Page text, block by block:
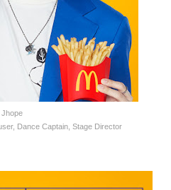
Jhope
Dance Captain, Stage Director